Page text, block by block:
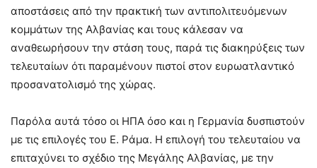
αποστάσεις από την πρακτική των αντιπολιτευόμενων
κομμάτων της Αλβανίας και τους κάλεσαν να
αναθεωρήσουν την στάση τους, παρά τις διακηρύξεις των
τελευταίων ότι παραμένουν πιστοί στον ευρωατλαντικό
προσανατολισμό της χώρας.
Παρόλα αυτά τόσο οι ΗΠΑ όσο και η Γερμανία δυσπιστούν
με τις επιλογές του Ε. Ράμα. Η επιλογή του τελευταίου να
επιταχύνει το σχέδιο της Μεγάλης Αλβανίας, με την